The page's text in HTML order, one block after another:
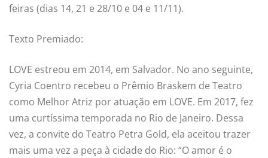
feiras (dias 14, 21 e 28/10 e 04 e 11/11).
Texto Premiado:
LOVE estreou em 2014, em Salvador. No ano seguinte,
Cyria Coentro recebeu o Prêmio Braskem de Teatro
como Melhor Atriz por atuação em LOVE. Em 2017, fez
uma curtíssima temporada no Rio de Janeiro. Dessa
vez, a convite do Teatro Petra Gold, ela aceitou trazer
mais uma vez a peça à cidade do Rio: “O amor é o